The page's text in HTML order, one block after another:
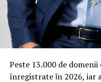
Rotația
materiale
Spre diferență de o
trece printr-un ciclu de
Peste 13.000 de
înregistrate ȋn 2026, iar